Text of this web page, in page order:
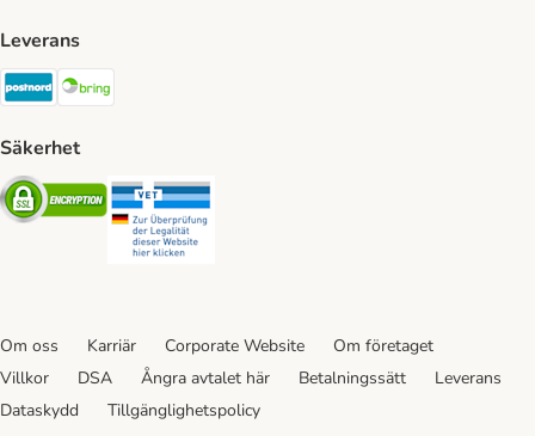
Leverans
Postnord Shipping Method
Säkerhet
Security
Om oss Karriär Corporate Website
Om företaget
Villkor
DSA Ångra avtalet här Betalningssätt
Leverans
Dataskydd
Tillgänglighetspolicy